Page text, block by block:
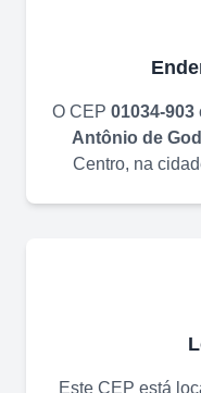
O CEP 01034-903
Antônio de
Centro, na
Este CEP está